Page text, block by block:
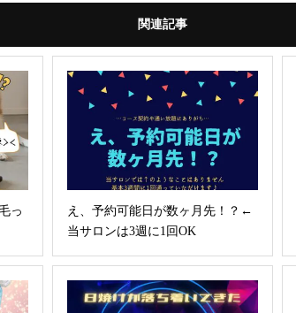
関連記事
っ
え、予約可能日が数ヶ月先！？←
当サロンは3週に1回OK